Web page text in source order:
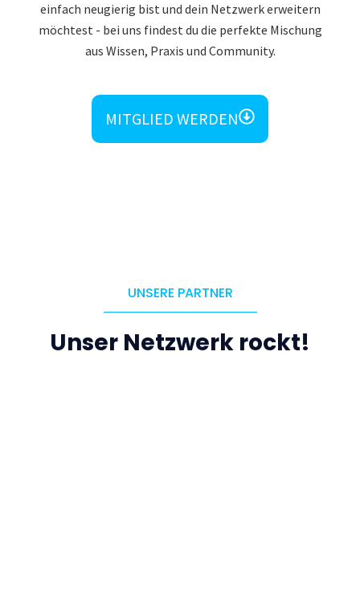
einfach neugierig bist und dein Netzwerk erweitern
möchtest - bei uns findest du die perfekte Mischung
aus Wissen, Praxis und Community.
MITGLIED WERDEN
UNSERE PARTNER
Unser Netzwerk rockt!